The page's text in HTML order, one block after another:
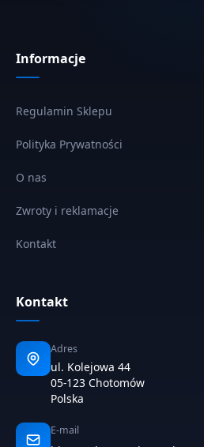
Informacje
Regulamin Sklepu
Polityka Prywatności
O nas
Zwroty i reklamacje
Kontakt
Kontakt
Adres
ul. Kolejowa 44
05-123 Chotomów
Polska
E-mail